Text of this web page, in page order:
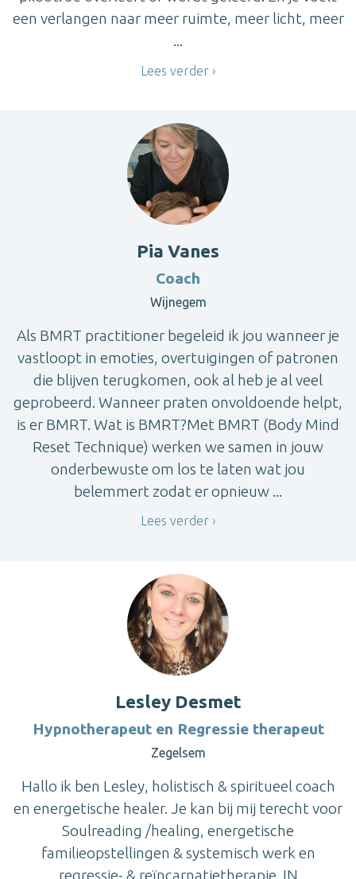
een verlangen naar meer ruimte, meer licht, meer
...
Lees verder
Pia Vanes
Coach
Wijnegem
Als BMRT practitioner begeleid ik jou wanneer je
vastloopt in emoties, overtuigingen of patronen
die blijven terugkomen, ook al heb je al veel
geprobeerd. Wanneer praten onvoldoende helpt,
is er BMRT. Wat is BMRT?Met BMRT (Body Mind
Reset Technique) werken we samen in jouw
onderbewuste om los te laten wat jou
belemmert zodat er opnieuw ...
Lees verder
Lesley Desmet
Hypnotherapeut en Regressie therapeut
Zegelsem
Hallo ik ben Lesley, holistisch & spiritueel coach
en energetische healer. Je kan bij mij terecht voor
Soulreading /healing, energetische
familieopstellingen & systemisch werk en
regressie- & reïncarnatietherapie. IN